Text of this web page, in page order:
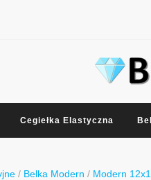
Cegiełka Elastyczna
/ Belka Modern / Modern